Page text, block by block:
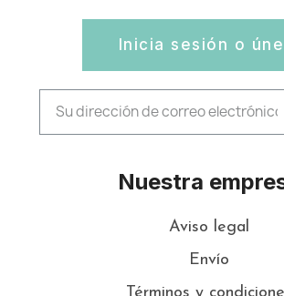
Inicia sesión o
Nuestra
Aviso legal
Envío